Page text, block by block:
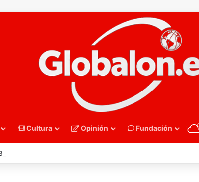
Cultura Opinión Fundación
– Alemania frena el sueño de los Hispanos